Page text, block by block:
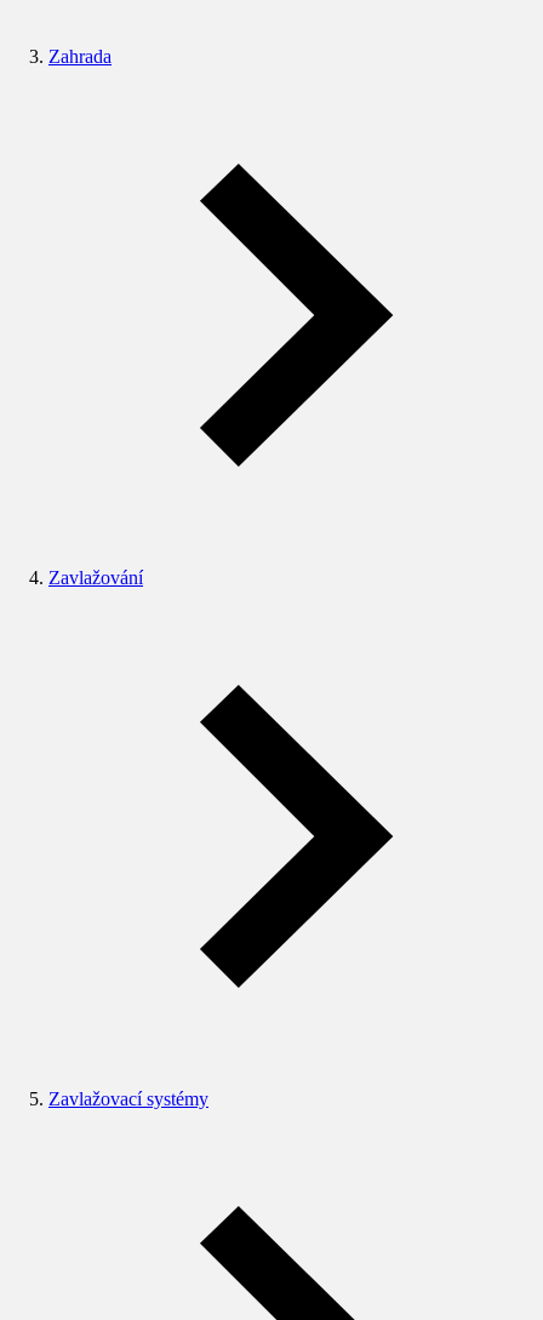
Zahrada
Zavlažování
Zavlažovací systémy